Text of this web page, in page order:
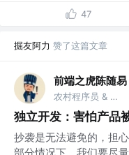
47
掘友阿力 赞了这篇文章
前端之虎陈随易
农村程序员 & 独立开发者 @随易科技有限公司
独立开发：害怕产品
抄袭是无法避免的，担